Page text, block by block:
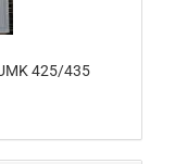
425/435